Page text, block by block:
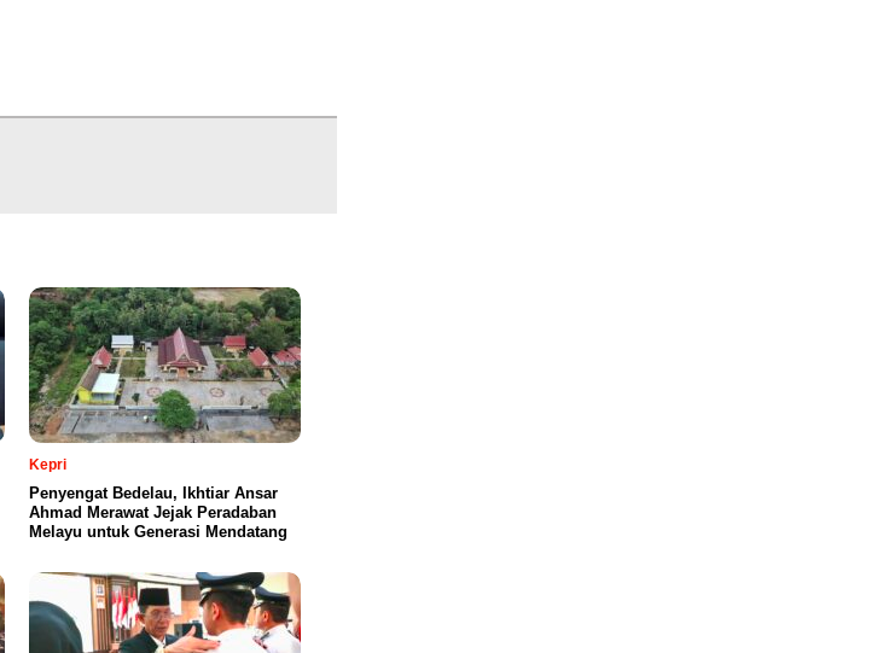
Kepri
Penyengat Bedelau, Ikhtiar Ansar
Ahmad Merawat Jejak Peradaban
Melayu untuk Generasi Mendatang